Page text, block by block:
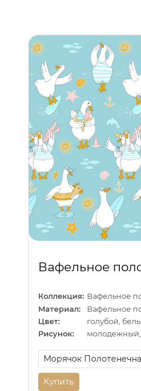
Вафельное
Коллекция: Вафельное
Материал:
Вафельное
Цвет:
голубой,
Рисунок:
Купить